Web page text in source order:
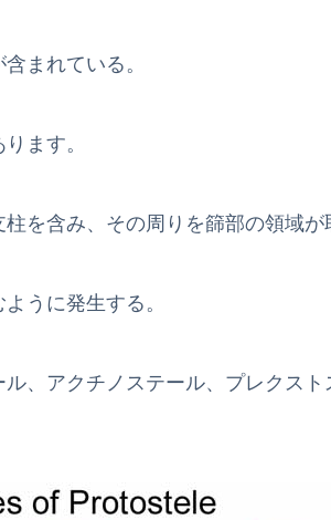
まれている。
ます。
を含み、その周りを篩部の領域が
うに発生する。
、アクチノステール、プレクス